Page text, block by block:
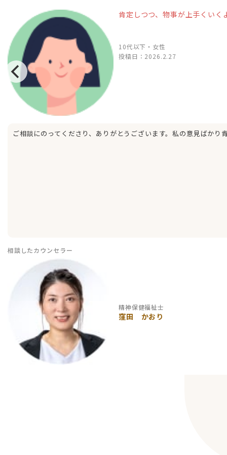
肯定しつつ、物事が上手くい
10代以下・女性
投稿日： 2026.2.27
ご相談にのってくださり、ありがとうございます。私の意見ばか
相談したカウンセラー
精神保健福祉士
窪田 かおり